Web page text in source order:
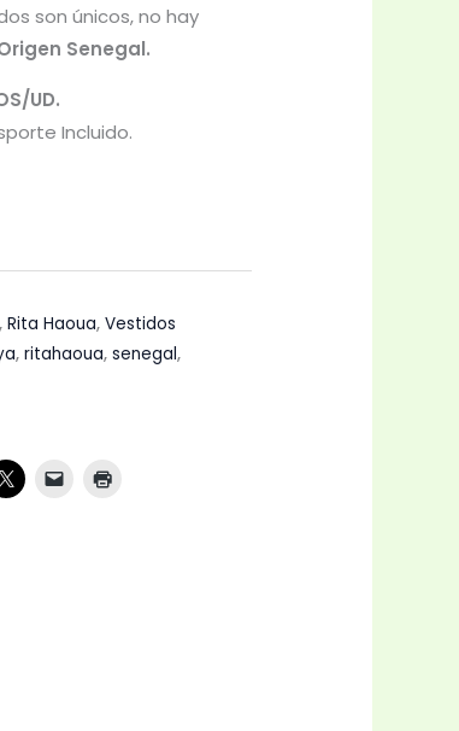
son únicos, no hay
Senegal.
UD.
Incluido.
, Rita Haoua, Vestidos
, ritahaoua, senegal,